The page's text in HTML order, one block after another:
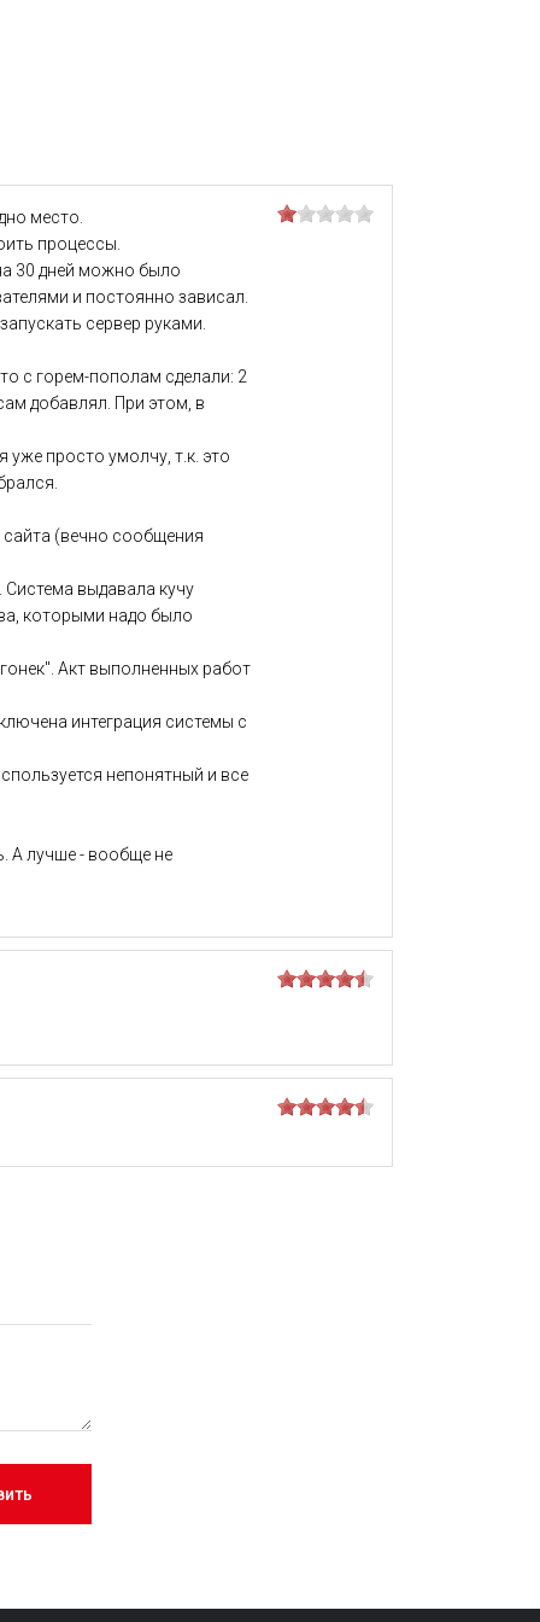
место.
процессы.
30 дней можно было
и постоянно зависал.
сервер руками.
с горем-пополам сделали: 2
добавлял. При этом, в
уже просто умолчу, т.к. это
(вечно сообщения
выдавала кучу
которыми надо было
Акт выполненных работ
интеграция системы с
непонятный и все
А лучше - вообще не